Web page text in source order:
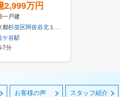
2,999万円
一戸建
都杉並区阿佐谷北 １丁目
ケ谷駅
7分
お客様の声 スタッフ紹介